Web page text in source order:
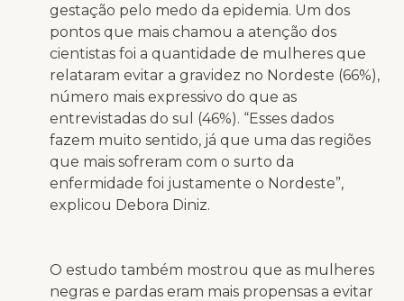
gestação pelo medo da epidemia. Um dos
pontos que mais chamou a atenção dos
cientistas foi a quantidade de mulheres que
relataram evitar a gravidez no Nordeste (66%),
número mais expressivo do que as
entrevistadas do sul (46%). “Esses dados
fazem muito sentido, já que uma das regiões
que mais sofreram com o surto da
enfermidade foi justamente o Nordeste”,
explicou Debora Diniz.
O estudo também mostrou que as mulheres
negras e pardas eram mais propensas a evitar